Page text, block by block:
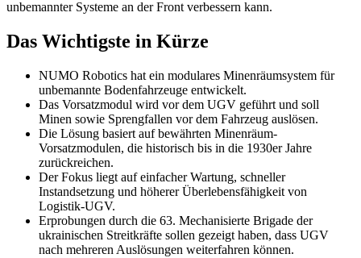
unbemannter Systeme an der Front verbessern kann.
Das Wichtigste in Kürze
NUMO Robotics hat ein modulares Minenräumsystem für
unbemannte Bodenfahrzeuge entwickelt.
Das Vorsatzmodul wird vor dem UGV geführt und soll
Minen sowie Sprengfallen vor dem Fahrzeug auslösen.
Die Lösung basiert auf bewährten Minenräum-
Vorsatzmodulen, die historisch bis in die 1930er Jahre
zurückreichen.
Der Fokus liegt auf einfacher Wartung, schneller
Instandsetzung und höherer Überlebensfähigkeit von
Logistik-UGV.
Erprobungen durch die 63. Mechanisierte Brigade der
ukrainischen Streitkräfte sollen gezeigt haben, dass UGV
nach mehreren Auslösungen weiterfahren können.